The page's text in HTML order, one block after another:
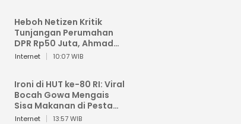
Heboh Netizen Kritik
Tunjangan Perumahan
DPR Rp50 Juta, Ahmad
Sahroni: Enggak Senang
Internet 10:07 WIB
Ironi di HUT ke-80 RI: Viral
Bocah Gowa Mengais
Sisa Makanan di Pesta
Kemerdekaan
Internet 13:57 WIB